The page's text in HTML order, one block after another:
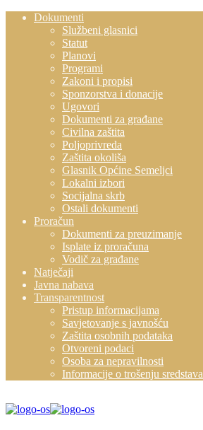
Dokumenti
Službeni glasnici
Statut
Planovi
Programi
Zakoni i propisi
Sponzorstva i donacije
Ugovori
Dokumenti za građane
Civilna zaštita
Poljoprivreda
Zaštita okoliša
Glasnik Općine Semeljci
Lokalni izbori
Socijalna skrb
Ostali dokumenti
Proračun
Dokumenti za preuzimanje
Isplate iz proračuna
Vodič za građane
Natječaji
Javna nabava
Transparentnost
Pristup informacijama
Savjetovanje s javnošću
Zaštita osobnih podataka
Otvoreni podaci
Osoba za nepravilnosti
Informacije o trošenju sredstava